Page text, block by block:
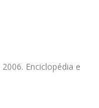
Enciclopédia e